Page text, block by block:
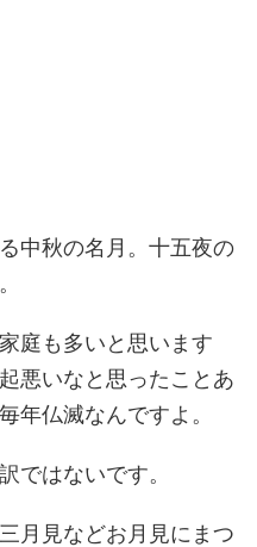
中秋の名月。十五夜の
庭も多いと思います
悪いなと思ったことあ
年仏滅なんですよ。
ではないです。
月見などお月見にまつ